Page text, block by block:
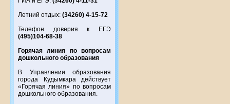
Летний отдых: (34260) 4-15-72
Телефон доверия к ЕГЭ
(495)104-68-38
Горячая линия по вопросам
дошкольного образования
В Управлении образования
города Кудымкара действует
«Горячая линия» по вопросам
дошкольного образования.